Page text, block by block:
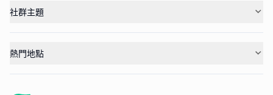
社群主題
熱門地點